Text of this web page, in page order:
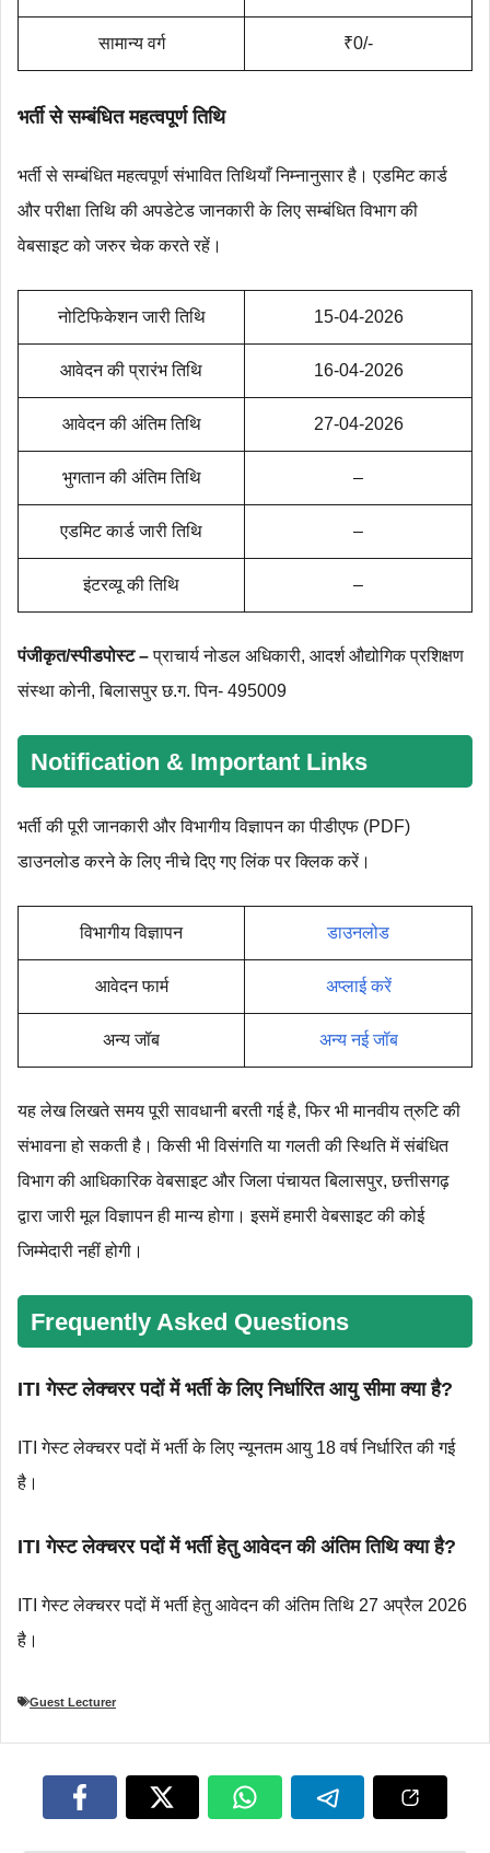
सामान्य वर्ग ₹0/-
भर्ती से सम्बंधित महत्‍वपूर्ण तिथि
भर्ती से सम्बंधित महत्वपूर्ण संभावित तिथियाँ निम्नानुसार है। एडमिट कार्ड
और परीक्षा तिथि की अपडेटेड जानकारी के लिए सम्बंधित विभाग की
वेबसाइट को जरुर चेक करते रहें।
नोटिफिकेशन जारी तिथि 15-04-2026
आवेदन की प्रारंभ तिथि 16-04-2026
आवेदन की अंतिम तिथि 27-04-2026
भुगतान की अंतिम तिथि –
एडमिट कार्ड जारी तिथि –
इंटरव्यू की तिथि –
पंजीकृत/स्पीडपोस्ट –प्राचार्य नोडल अधिकारी, आदर्श औद्योगिक प्रशिक्षण
संस्था कोनी, बिलासपुर छ.ग. पिन- 495009
Notification & Important Links
भर्ती की पूरी जानकारी और विभागीय विज्ञापन का पीडीएफ (PDF)
डाउनलोड करने के लिए नीचे दिए गए लिंक पर क्लिक करें।
विभागीय विज्ञापन डाउनलोड
आवेदन फार्म अप्लाई करें
अन्य जॉब अन्य नई जॉब
यह लेख लिखते समय पूरी सावधानी बरती गई है, फिर भी मानवीय त्रुटि की
संभावना हो सकती है। किसी भी विसंगति या गलती की स्थिति में संबंधित
विभाग की आधिकारिक वेबसाइट और जिला पंचायत बिलासपुर, छत्तीसगढ़
द्वारा जारी मूल विज्ञापन ही मान्य होगा। इसमें हमारी वेबसाइट की कोई
जिम्मेदारी नहीं होगी।
Frequently Asked Questions
ITI गेस्ट लेक्चरर पदों में भर्ती के लिए निर्धारित आयु सीमा क्या है?
ITI गेस्ट लेक्चरर पदों में भर्ती के लिए न्यूनतम आयु 18 वर्ष निर्धारित की गई
है।
ITI गेस्ट लेक्चरर पदों में भर्ती हेतु आवेदन की अंतिम तिथि क्या है?
ITI गेस्ट लेक्चरर पदों में भर्ती हेतु आवेदन की अंतिम तिथि 27 अप्रैल 2026
है।
Guest Lecturer